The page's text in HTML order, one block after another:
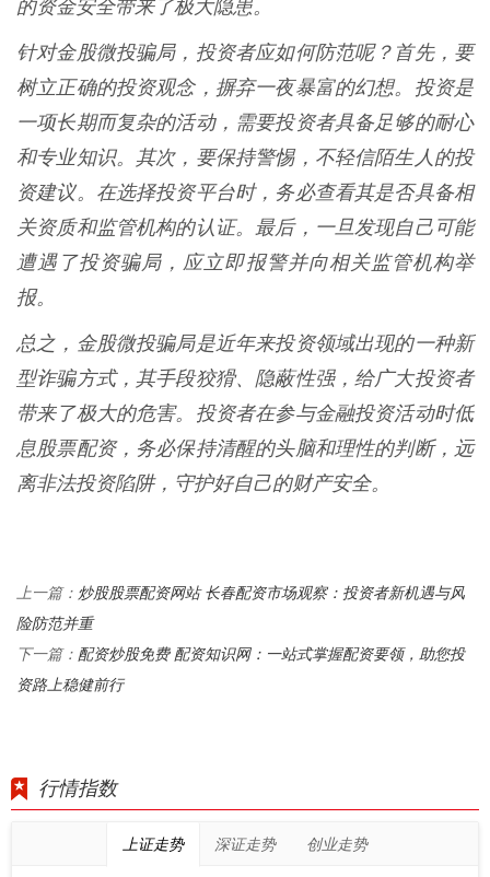
的资金安全带来了极大隐患。
针对金股微投骗局，投资者应如何防范呢？首先，要
树立正确的投资观念，摒弃一夜暴富的幻想。投资是
一项长期而复杂的活动，需要投资者具备足够的耐心
和专业知识。其次，要保持警惕，不轻信陌生人的投
资建议。在选择投资平台时，务必查看其是否具备相
关资质和监管机构的认证。最后，一旦发现自己可能
遭遇了投资骗局，应立即报警并向相关监管机构举
报。
总之，金股微投骗局是近年来投资领域出现的一种新
型诈骗方式，其手段狡猾、隐蔽性强，给广大投资者
带来了极大的危害。投资者在参与金融投资活动时低
息股票配资，务必保持清醒的头脑和理性的判断，远
离非法投资陷阱，守护好自己的财产安全。
上一篇： 炒股股票配资网站 长春配资市场观察：投资者新机遇与风
险防范并重
下一篇： 配资炒股免费 配资知识网：一站式掌握配资要领，助您投
资路上稳健前行
行情指数
上证走势 深证走势 创业走势